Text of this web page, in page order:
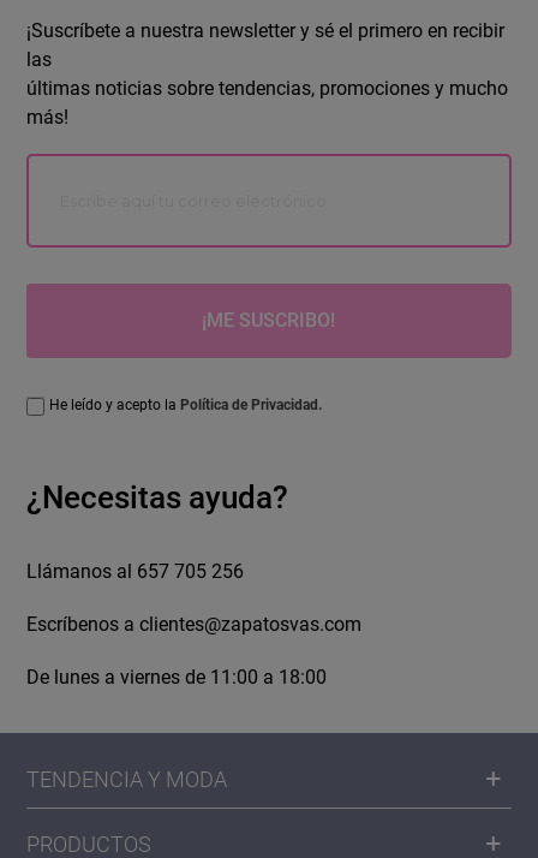
¡Suscríbete a nuestra newsletter y sé el primero en recibir
las
últimas noticias sobre tendencias, promociones y mucho
más!
¡ME SUSCRIBO!
He leído y acepto la Política de Privacidad.
¿Necesitas ayuda?
Llámanos al 657 705 256
Escríbenos aclientes@zapatosvas.com
De lunes a viernes de 11:00 a 18:00
TENDENCIA Y MODA
PRODUCTOS